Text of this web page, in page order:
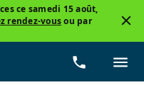
ce samedi 15 août,
rendez-vousou par